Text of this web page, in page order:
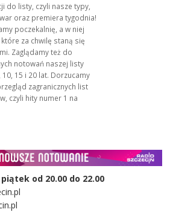
do listy, czyli nasze typy,
oraz premiera tygodnia!
poczekalnię, a w niej
za chwilę staną się
Zaglądamy też do
notowań naszej listy
15 i 20 lat. Dorzucamy
zagranicznych list
czyli hity numer 1 na
od 20.00 do 22.00